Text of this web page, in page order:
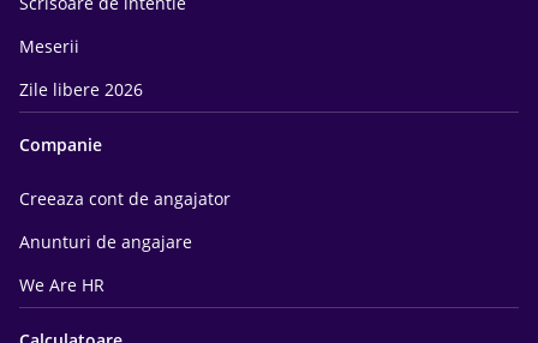
Meserii
Zile libere 2026
Companie
Creeaza cont de angajator
Anunturi de angajare
We Are HR